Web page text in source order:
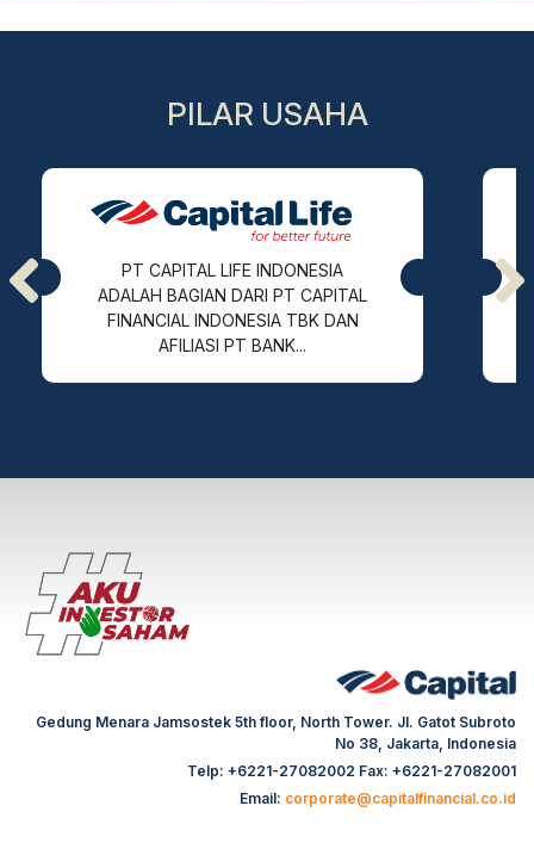
PILAR USAHA
PT CAPITAL LIFE INDONESIA
ADALAH BAGIAN DARI PT CAPITAL
FINANCIAL INDONESIA TBK DAN
AFILIASI PT BANK...
Gedung Menara Jamsostek 5th floor, North Tower. Jl. Gatot Subroto
No 38, Jakarta, Indonesia
Telp: +6221-27082002 Fax: +6221-27082001
Email: corporate@capitalfinancial.co.id